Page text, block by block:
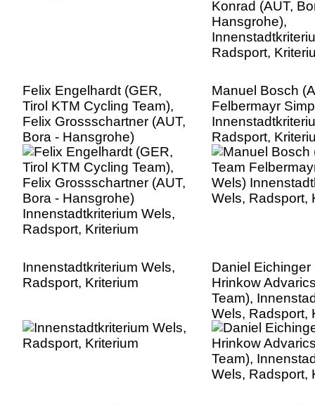
Felix Engelhardt (GER,
Tirol KTM Cycling Team),
Felix Grossschartner (AUT,
Bora - Hansgrohe)
Innenstadtkriterium Wels,
Radsport, Kriterium
Manuel Bosch
Felbermayr
Radsport,
Innenstadtkriterium Wels,
Radsport, Kriterium
Daniel Eichinger
Hrinkow
Team),
Wels, Radsport,